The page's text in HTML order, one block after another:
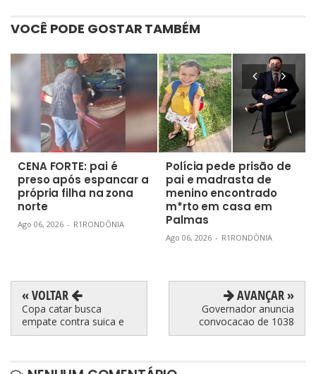
VOCÊ PODE GOSTAR TAMBÉM
CENA FORTE: pai é
preso após espancar a
própria filha na zona
norte
Ago 06, 2026 - R1RONDÔNIA
Polícia pede prisão de
pai e madrasta de
menino encontrado
m*rto em casa em
Palmas
Ago 06, 2026 - R1RONDÔNIA
« VOLTAR
Copa catar busca
empate contra suica e
AVANÇAR »
Governador anuncia
convocacao de 1038